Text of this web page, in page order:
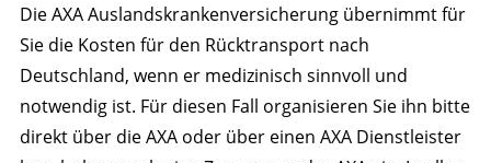
Die AXA Auslandskrankenversicherung übernimmt für
Sie die Kosten für den Rücktransport nach
Deutschland, wenn er medizinisch sinnvoll und
notwendig ist. Für diesen Fall organisieren Sie ihn bitte
direkt über die AXA oder über einen AXA Dienstleister